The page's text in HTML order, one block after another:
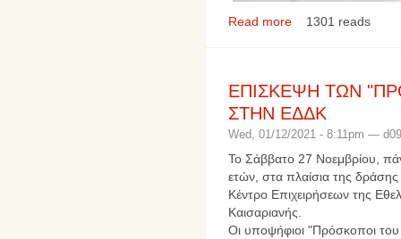
Read more 1301 reads
ΕΠΙΣΚΕΨΗ ΤΩΝ
ΣΤΗΝ ΕΔΔΚ
Wed, 01/12/2021 - 8:11pm —
Το Σάββατο 27 Νοεμβρίου,
ετών, στα πλαίσια της
Κέντρο Επιχειρήσεων της
Καισαριανής.
Οι υποψήφιοι "Πρόσκοποι